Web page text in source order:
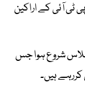
ٹی آئی کے اراکین
شروع ہوا جس
ہیں۔